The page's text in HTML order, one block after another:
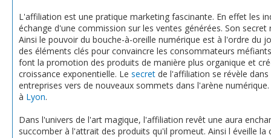
L'affiliation est une pratique marketing fascinante. En effet les
échange d'une commission sur les ventes générées. Son
Ainsi le pouvoir du bouche-à-oreille numérique est à l'ordre du
des éléments clés pour convaincre les consommateurs
font la promotion des produits de manière plus organique et
croissance exponentielle. Le secret de l'affiliation se révèle
entreprises vers de nouveaux sommets dans l'arène
à Lyon.
Dans l'univers de l'art magique, l'affiliation revêt une aura
succomber à l'attrait des produits qu'il promeut. Ainsi l éveille